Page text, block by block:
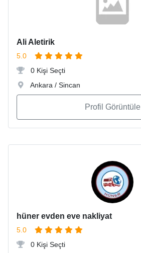
Ali Aletirik
5.0
0 Kişi Seçti
Ankara / Sincan
Profil Görüntüle
hüner evden eve nakliyat
5.0
0 Kişi Seçti